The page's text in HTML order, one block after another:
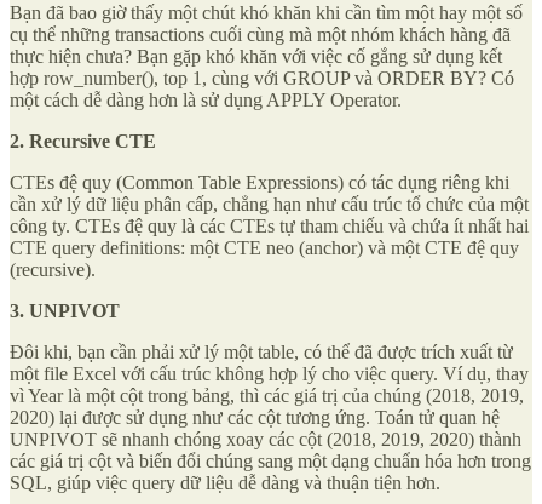
Bạn đã bao giờ thấy một chút khó khăn khi cần tìm một hay một số
cụ thể những transactions cuối cùng mà một nhóm khách hàng đã
thực hiện chưa? Bạn gặp khó khăn với việc cố gắng sử dụng kết
hợp row_number(), top 1, cùng với GROUP và ORDER BY? Có
một cách dễ dàng hơn là sử dụng APPLY Operator.
2. Recursive CTE
CTEs đệ quy (Common Table Expressions) có tác dụng riêng khi
cần xử lý dữ liệu phân cấp, chẳng hạn như cấu trúc tổ chức của một
công ty. CTEs đệ quy là các CTEs tự tham chiếu và chứa ít nhất hai
CTE query definitions: một CTE neo (anchor) và một CTE đệ quy
(recursive).
3. UNPIVOT
Đôi khi, bạn cần phải xử lý một table, có thể đã được trích xuất từ
một file Excel với cấu trúc không hợp lý cho việc query. Ví dụ, thay
vì Year là một cột trong bảng, thì các giá trị của chúng (2018, 2019,
2020) lại được sử dụng như các cột tương ứng. Toán tử quan hệ
UNPIVOT sẽ nhanh chóng xoay các cột (2018, 2019, 2020) thành
các giá trị cột và biến đổi chúng sang một dạng chuẩn hóa hơn trong
SQL, giúp việc query dữ liệu dễ dàng và thuận tiện hơn.